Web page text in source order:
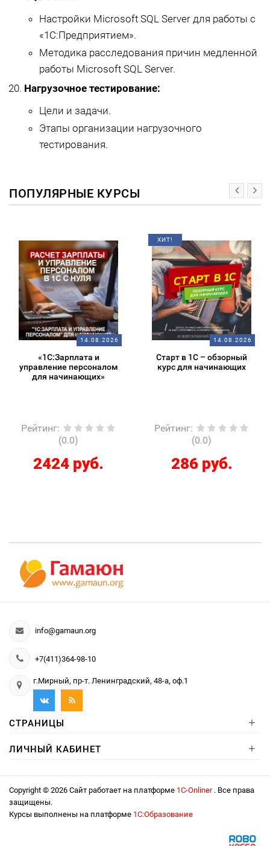
Настройки Microsoft SQL Server для работы с
«1С:Предприятием».
Методика расследования причин медленной
работы Microsoft SQL Server.
Нагрузочное тестирование:
Цели и задачи.
Этапы организации нагрузочного
тестирования.
ПОПУЛЯРНЫЕ КУРСЫ
14.08.2026
«1С:Зарплата и
управление персоналом
для начинающих»
Рейтинг:
(0.0)
2424 руб.
ХИТ!
14.08.2026
Старт в 1С – обзорный
курс для начинающих
Рейтинг:
(0.0)
286 руб.
info@gamaun.org
+7(411)364-98-10
г.Мирный, пр-т. Ленинградский, 48-а, оф.1
СТРАНИЦЫ +
ЛИЧНЫЙ КАБИНЕТ +
Copyright © 2026 Сайт работает на платформе 1С-Onliner . Все права
защищены.
Курсы выполнены на платформе 1С:Образование